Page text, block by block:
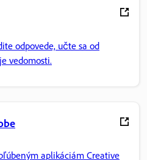
odpovede, učte sa od
vedomosti.
aplikáciám Creative